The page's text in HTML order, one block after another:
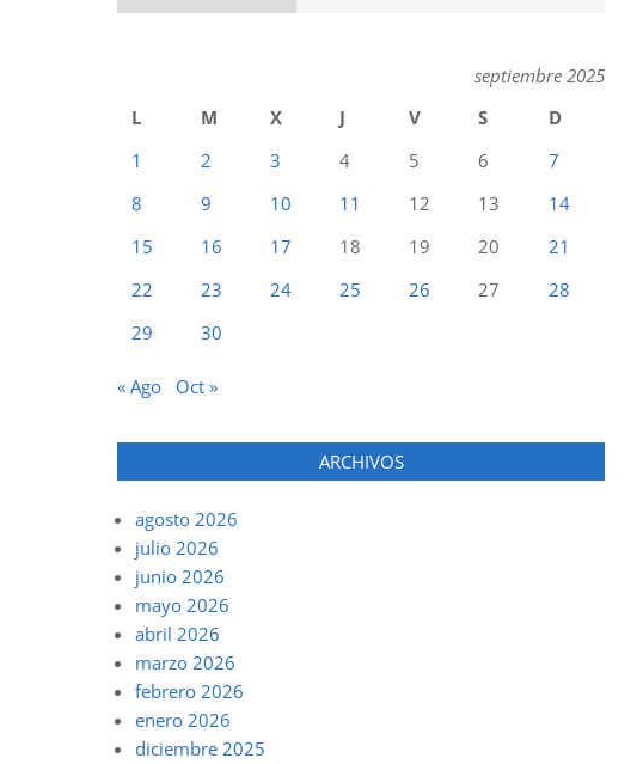
septiembre 2025
L
M X J V S
D
1
2 3 4 5 6
7
8
9 10 11 12 13
14
15
16 17 18 19 20
21
22
23 24 25 26 27
28
29
30
« Ago Oct »
ARCHIVOS
agosto 2026
julio 2026
junio 2026
mayo 2026
abril 2026
marzo 2026
febrero 2026
enero 2026
diciembre 2025